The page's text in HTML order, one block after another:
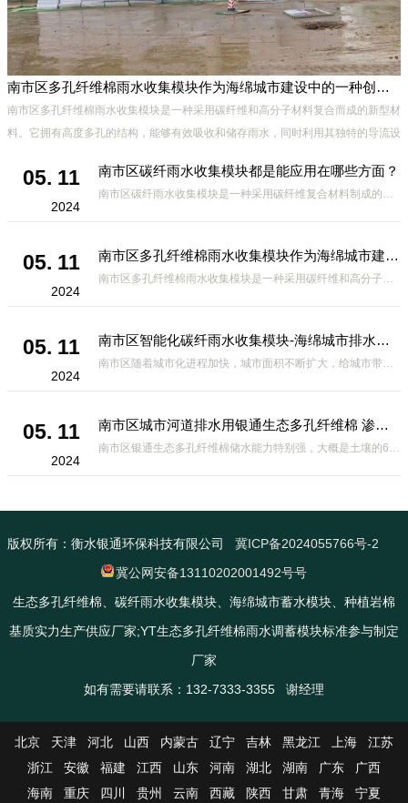
南市区多孔纤维棉雨水收集模块作为海绵城市建设中的一种创新材料
南市区多孔纤维棉雨水收集模块是一种采用碳纤维和高分子材料复合而成的新型材
料。它拥有高度多孔的结构，能够有效吸收和储存雨水，同时利用其独特的导流设
05. 11
2024
南市区碳纤雨水收集模块都是能应用在哪些方面？
南市区碳纤雨水收集模块是一种采用碳纤维复合材料制成的雨水收集装置，具有*、环保、可持续等诸多优点。这种模块的设计独特，结构轻巧且强度高，耐腐蚀，能够在各种环境条件下稳定运行。其广泛的应用领域不仅体现在城市规
05. 11
2024
南市区多孔纤维棉雨水收集模块作为海绵城市建设中的一种创新材料
南市区多孔纤维棉雨水收集模块是一种采用碳纤维和高分子材料复合而成的新型材料。它拥有高度多孔的结构，能够有效吸收和储存雨水，同时利用其独特的导流设计，将雨水迅速排出，有效防止城市内涝的发生。此外，该材料还具有
05. 11
2024
南市区智能化碳纤雨水收集模块-海绵城市排水蓄水系统的优选项
南市区随着城市化进程加快，城市面积不断扩大，给城市带来的问题也随之增加。其中之一就是水资源的短缺。雨水收集是一种解决城市水资源短缺的有效途径。在雨水收集技术中，智能化碳纤雨水收集模块的出现，为解决城市水资源
05. 11
2024
南市区城市河道排水用银通生态多孔纤维棉 渗透性好重量轻
南市区银通生态多孔纤维棉储水能力特别强，大概是土壤的6倍，所以在下暴雨或者是严重的雨雪天气时，能将降水量很好的吸收掉，到了天气晴朗之后又会将这些水分蒸发到空气中。这种材料在绿化环保上能起到很大的作用，能够大
版权所有：衡水银通环保科技有限公司
冀ICP备2024055766号-2
冀公网安备13110202001492号号
生态多孔纤维棉、碳纤雨水收集模块、海绵城市蓄水模块、种植岩棉
基质实力生产供应厂家;YT生态多孔纤维棉雨水调蓄模块标准参与制定
厂家
如有需要请联系：132-7333-3355 谢经理
北京 天津 河北 山西 内蒙古 辽宁 吉林 黑龙江 上海
江苏
浙江
安徽 福建 江西 山东 河南 湖北 湖南 广东
广西
海南
重庆 四川 贵州 云南 西藏 陕西 甘肃 青海 宁夏